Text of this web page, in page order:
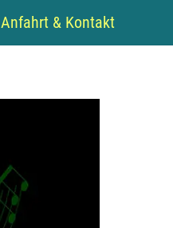
Anfahrt & Kontakt